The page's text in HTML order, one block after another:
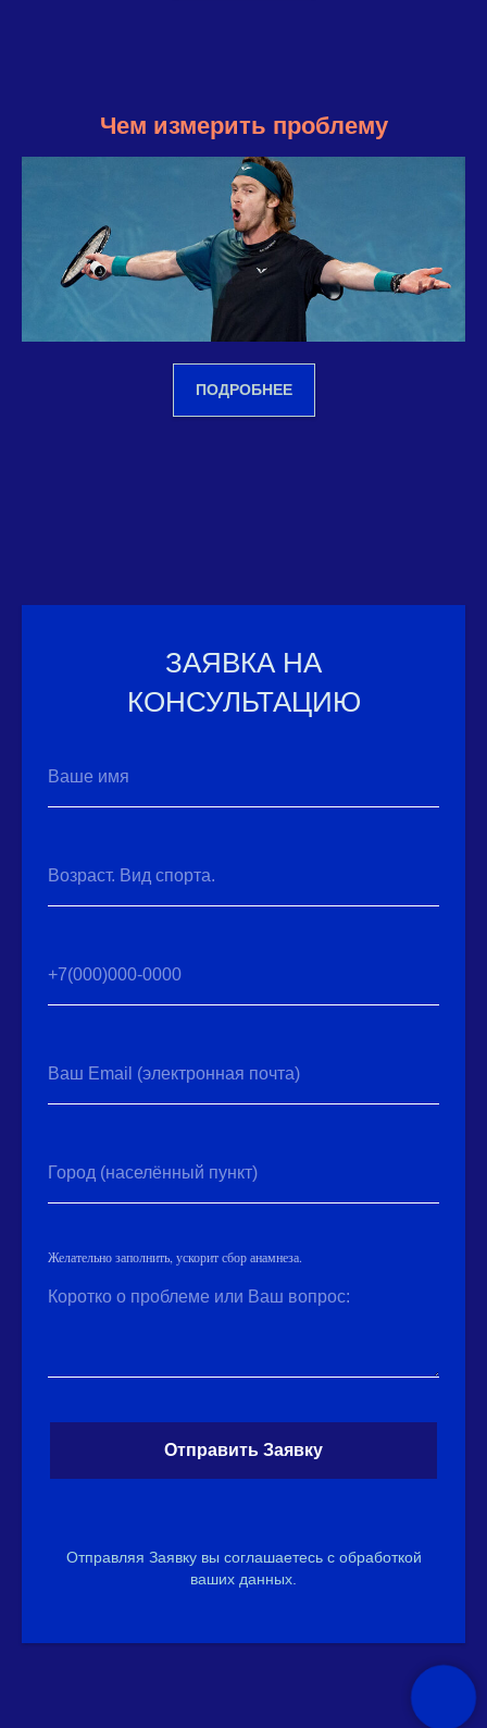
Чем измерить проблему
ПОДРОБНЕЕ
ЗАЯВКА НА
КОНСУЛЬТАЦИЮ
Ваше имя
Возраст. Вид спорта.
+7(000)000-0000
Ваш Email (электронная почта)
Город (населённый пункт)
Желательно заполнить, ускорит сбор анамнеза.
Коротко о проблеме или Ваш вопрос:
Отправить Заявку
Отправляя Заявку вы соглашаетесь с обработкой
ваших данных.